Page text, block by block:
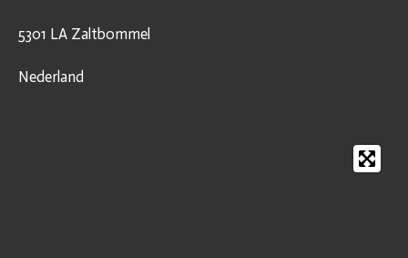
5301 LA Zaltbommel
Nederland